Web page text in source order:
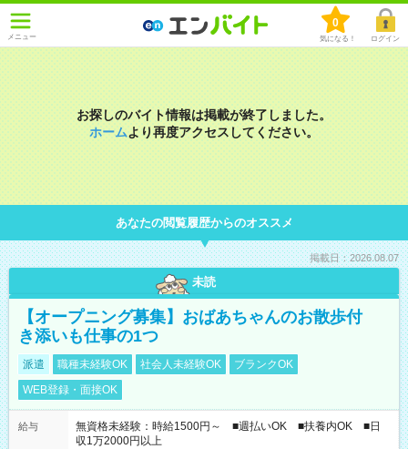
メニュー
0
気になる！ ログイン
お探しのバイト情報は掲載が終了しました。
ホームより再度アクセスしてください。
あなたの閲覧履歴からのオススメ
掲載日：2026.08.07
未読
【オープニング募集】おばあちゃんのお散歩付
き添いも仕事の1つ
派遣 職種未経験OK 社会人未経験OK
ブランクOK
WEB登録・面接OK
給与
無資格未経験：時給1500円～ ■週払いOK ■扶養内OK ■日
収1万2000円以上